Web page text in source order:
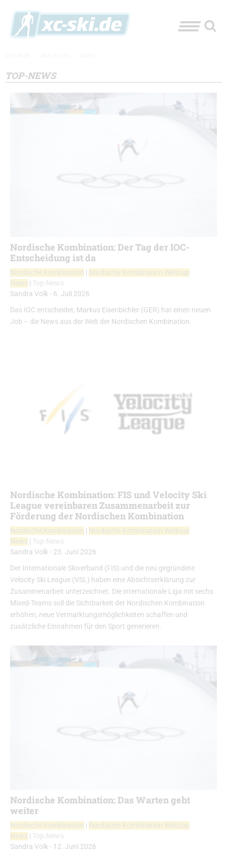
TOP-NEWS
Nordische Kombination: Der Tag der IOC-
Entscheidung ist da
|
| Top-News
Sandra Volk- 6. Juli 2026
Das IOC entscheidet, Markus Eisenbichler (GER) hat einen neuen
Job – die News aus der Welt der Nordischen Kombination.
Nordische Kombination: FIS und Velocity Ski
League vereinbaren Zusammenarbeit zur
Förderung der Nordischen Kombination
|
| Top-News
Sandra Volk- 23. Juni 2026
Der Internationale Skiverband (FIS) und die neu gegründete
Velocity Ski League (VSL) haben eine Absichtserklärung zur
Zusammenarbeit unterzeichnet. Die internationale Liga mit sechs
Mixed-Teams soll die Sichtbarkeit der Nordischen Kombination
erhöhen, neue Vermarktungsmöglichkeiten schaffen und
zusätzliche Einnahmen für den Sport generieren.
Nordische Kombination: Das Warten geht
weiter
|
| Top-News
Sandra Volk- 12. Juni 2026